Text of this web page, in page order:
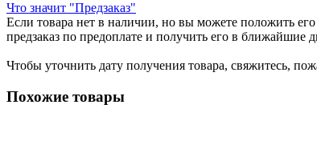
Что значит "Предзаказ"
Если товара нет в наличии, но вы можете положить
предзаказ по предоплате и получить его в ближайшие
Чтобы уточнить дату получения товара, свяжитесь,
Похожие товары